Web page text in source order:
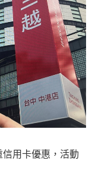
用卡優惠，活動